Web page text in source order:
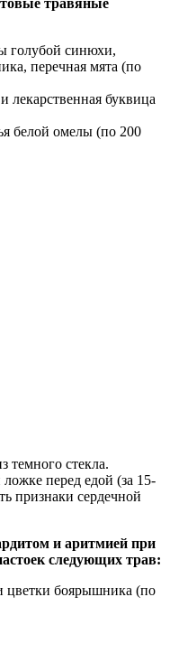
голубой синюхи,
перечная мята (по
лекарственная буквица
белой омелы (по 200
темного стекла.
перед едой (за 15-
признаки сердечной
и аритмией при
следующих трав:
боярышника (по